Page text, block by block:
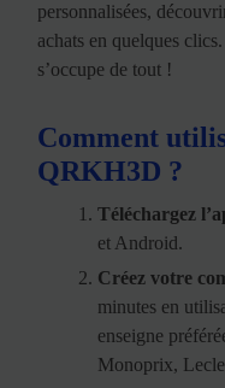
personnalisées,
achats en quelques
s’occupe de tout !
Comment
QRKH3D ?
Téléchargez
et Android.
Créez votre
minutes en
enseigne
Monoprix,